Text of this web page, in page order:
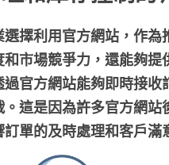
擇利用官方網站，作
市場競爭力，還能夠
官方網站能夠即時接
這是因為許多官方網
單的及時處理和客戶滿